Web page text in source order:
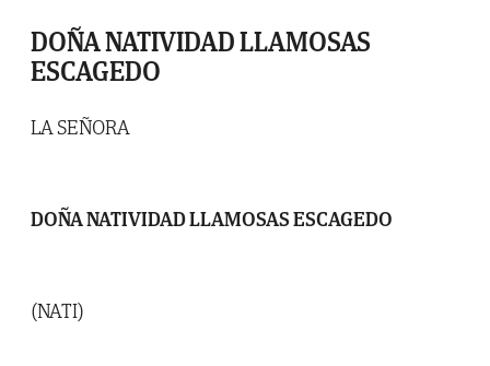
DOÑA NATIVIDAD LLAMOSAS
ESCAGEDO
LA SEÑORA
DOÑA NATIVIDAD LLAMOSAS ESCAGEDO
(NATI)